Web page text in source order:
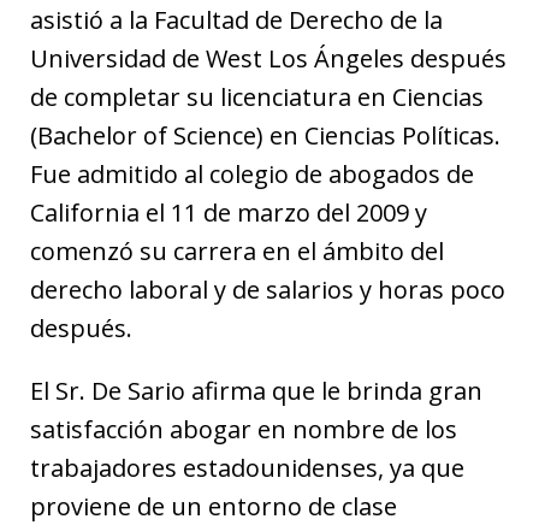
asistió a la Facultad de Derecho de la
Universidad de West Los Ángeles después
de completar su licenciatura en Ciencias
(Bachelor of Science) en Ciencias Políticas.
Fue admitido al colegio de abogados de
California el 11 de marzo del 2009 y
comenzó su carrera en el ámbito del
derecho laboral y de salarios y horas poco
después.
El Sr. De Sario afirma que le brinda gran
satisfacción abogar en nombre de los
trabajadores estadounidenses, ya que
proviene de un entorno de clase